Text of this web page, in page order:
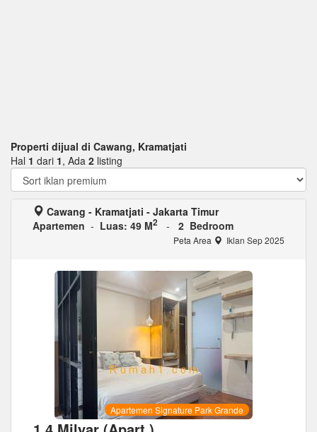
Properti dijual di Cawang, Kramatjati
Hal 1 dari 1, Ada 2 listing
Cawang - Kramatjati - Jakarta Timur
Apartemen - Luas: 49 M2 - 2 Bedroom
Peta Area Iklan Sep 2025
Apartemen Signature Park Grande